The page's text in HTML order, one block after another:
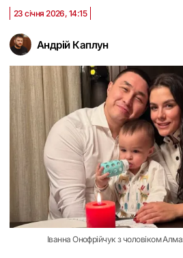
Андрій Каплун
23 січня 2026, 14:15
Іванна Онофрійчук з чоловіком